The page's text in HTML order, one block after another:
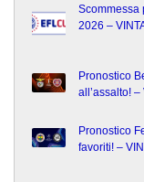
Scommessa
2026 –
Pronostico
all’assalto! –
Pronostico
favoriti! –